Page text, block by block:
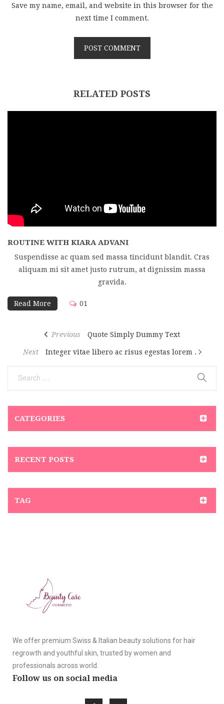
Save my name, email, and website in this browser for the
next time I comment.
RELATED POSTS
ROUTINE WITH KIARA ADVANI
Suspendisse ac quam sed massa tincidunt blandit. Cras
aliquam mi sit amet justo rutrum, at dignissim massa
gravida.
Read More 01
Previous Quote Simply Dummy Text
Next Integer vitae libero ac risus egestas lorem .
CATEGORIES
RECENT POSTS
TAG
We offer premium Swiss & Italian beauty solutions for hair
regrowth and youthful skin, trusted by women and
professionals across world.
Follow us on social media